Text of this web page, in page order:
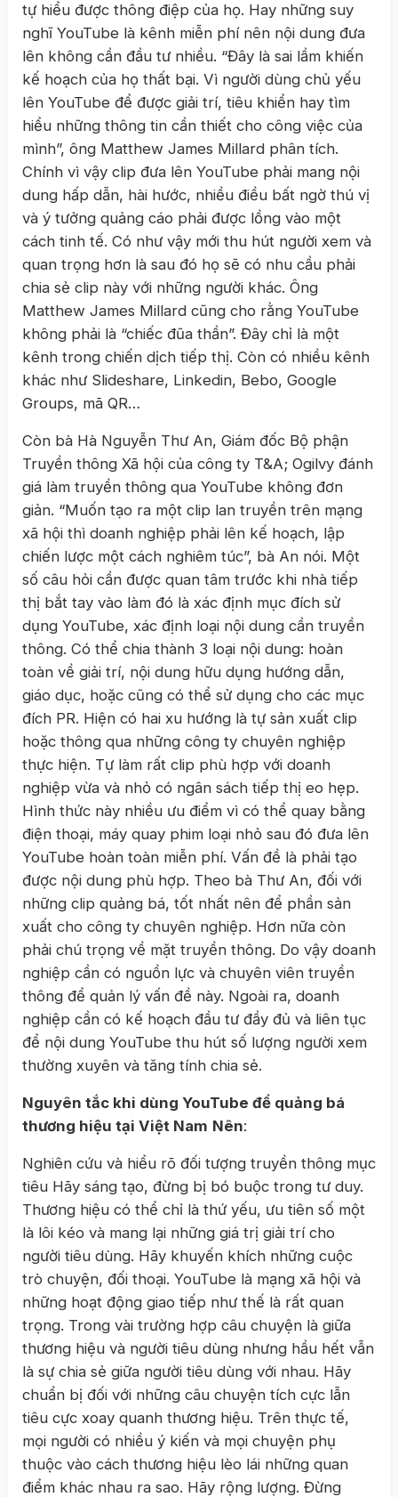
tự hiểu được thông điệp của họ. Hay những suy
nghĩ YouTube là kênh miễn phí nên nội dung đưa
lên không cần đầu tư nhiều. “Đây là sai lầm khiến
kế hoạch của họ thất bại. Vì người dùng chủ yếu
lên YouTube để được giải trí, tiêu khiển hay tìm
hiểu những thông tin cần thiết cho công việc của
mình”, ông Matthew James Millard phân tích.
Chính vì vậy clip đưa lên YouTube phải mang nội
dung hấp dẫn, hài hước, nhiều điều bất ngờ thú vị
và ý tưởng quảng cáo phải được lồng vào một
cách tinh tế. Có như vậy mới thu hút người xem và
quan trọng hơn là sau đó họ sẽ có nhu cầu phải
chia sẻ clip này với những người khác. Ông
Matthew James Millard cũng cho rằng YouTube
không phải là “chiếc đũa thần”. Đây chỉ là một
kênh trong chiến dịch tiếp thị. Còn có nhiều kênh
khác như Slideshare, Linkedin, Bebo, Google
Groups, mã QR…
Còn bà Hà Nguyễn Thư An, Giám đốc Bộ phận
Truyền thông Xã hội của công ty T&A; Ogilvy đánh
giá làm truyền thông qua YouTube không đơn
giản. “Muốn tạo ra một clip lan truyền trên mạng
xã hội thì doanh nghiệp phải lên kế hoạch, lập
chiến lược một cách nghiêm túc”, bà An nói. Một
số câu hỏi cần được quan tâm trước khi nhà tiếp
thị bắt tay vào làm đó là xác định mục đích sử
dụng YouTube, xác định loại nội dung cần truyền
thông. Có thể chia thành 3 loại nội dung: hoàn
toàn về giải trí, nội dung hữu dụng hướng dẫn,
giáo dục, hoặc cũng có thể sử dụng cho các mục
đích PR. Hiện có hai xu hướng là tự sản xuất clip
hoặc thông qua những công ty chuyên nghiệp
thực hiện. Tự làm rất clip phù hợp với doanh
nghiệp vừa và nhỏ có ngân sách tiếp thị eo hẹp.
Hình thức này nhiều ưu điểm vì có thể quay bằng
điện thoại, máy quay phim loại nhỏ sau đó đưa lên
YouTube hoàn toàn miễn phí. Vấn đề là phải tạo
được nội dung phù hợp. Theo bà Thư An, đối với
những clip quảng bá, tốt nhất nên để phần sản
xuất cho công ty chuyên nghiệp. Hơn nữa còn
phải chú trọng về mặt truyền thông. Do vậy doanh
nghiệp cần có nguồn lực và chuyên viên truyền
thông để quản lý vấn đề này. Ngoài ra, doanh
nghiệp cần có kế hoạch đầu tư đầy đủ và liên tục
để nội dung YouTube thu hút số lượng người xem
thường xuyên và tăng tính chia sẻ.
Nguyên tắc khi dùng YouTube để quảng bá
thương hiệu tại Việt Nam Nên:
Nghiên cứu và hiểu rõ đối tượng truyền thông mục
tiêu Hãy sáng tạo, đừng bị bó buộc trong tư duy.
Thương hiệu có thể chỉ là thứ yếu, ưu tiên số một
là lôi kéo và mang lại những giá trị giải trí cho
người tiêu dùng. Hãy khuyến khích những cuộc
trò chuyện, đối thoại. YouTube là mạng xã hội và
những hoạt động giao tiếp như thế là rất quan
trọng. Trong vài trường hợp câu chuyện là giữa
thương hiệu và người tiêu dùng nhưng hầu hết vẫn
là sự chia sẻ giữa người tiêu dùng với nhau. Hãy
chuẩn bị đối với những câu chuyện tích cực lẫn
tiêu cực xoay quanh thương hiệu. Trên thực tế,
mọi người có nhiều ý kiến và mọi chuyện phụ
thuộc vào cách thương hiệu lèo lái những quan
điểm khác nhau ra sao. Hãy rộng lượng. Đừng